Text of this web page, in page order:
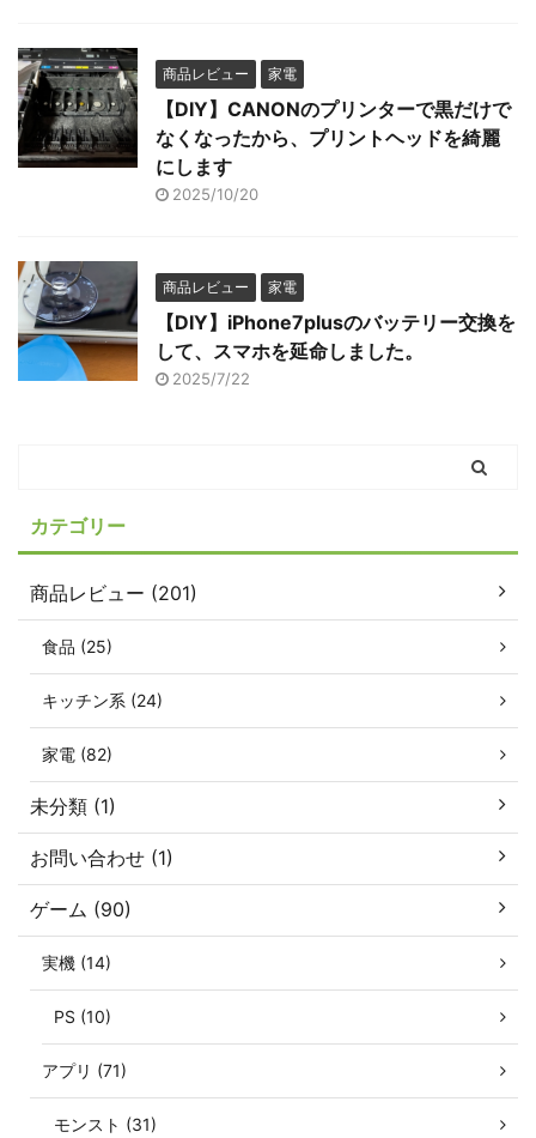
商品レビュー 家電
【DIY】CANONのプリンターで黒だけで
なくなったから、プリントヘッドを綺麗
にします
2025/10/20
商品レビュー 家電
【DIY】iPhone7plusのバッテリー交換を
して、スマホを延命しました。
2025/7/22
カテゴリー
商品レビュー (201)
食品 (25)
キッチン系 (24)
家電 (82)
未分類 (1)
お問い合わせ (1)
ゲーム (90)
実機 (14)
PS (10)
アプリ (71)
モンスト (31)